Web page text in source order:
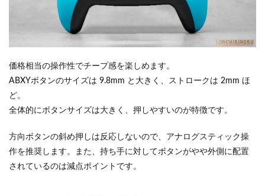
価格相当の操作性でチープ感を楽しめます。
ABXYボタンのサイズは 9.8mm と大きく、ストロークは 2mm ほ
ど。
全体的にボタンサイズは大きく、押しやすいのが特徴です。
方向ボタンの斜め押しは反応しないので、アナログスティック操
作を推奨します。また、持ち手に対してボタンがやや外側に配置
されているのは減点ポイントです。